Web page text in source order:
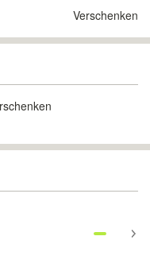
Verschenken